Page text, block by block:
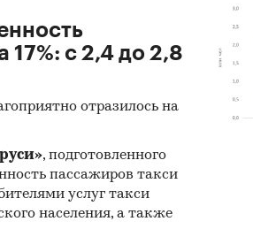
17%: с 2,4 до 2,8
отразилось на
, подготовленного
пассажиров такси
услуг такси
населения, а также